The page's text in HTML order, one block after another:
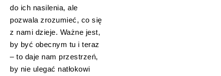
do ich nasilenia, ale
pozwala zrozumieć, co się
z nami dzieje. Ważne jest,
by być obecnym tu i teraz
– to daje nam przestrzeń,
by nie ulegać natłokowi